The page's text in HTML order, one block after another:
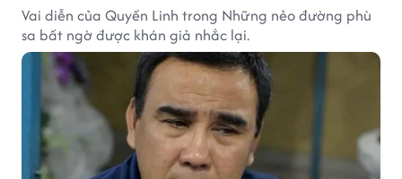
Vai diễn của Quyền Linh trong Những nẻo đường phù
sa bất ngờ được khán giả nhắc lại.